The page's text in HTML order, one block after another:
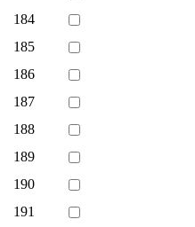
184
185
186
187
188
189
190
191